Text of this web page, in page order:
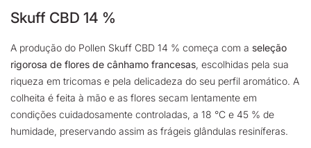
Skuff CBD 14 %
A produção do Pollen Skuff CBD 14 % começa com a seleção
rigorosa de flores de cânhamo francesas, escolhidas pela sua
riqueza em tricomas e pela delicadeza do seu perfil aromático. A
colheita é feita à mão e as flores secam lentamente em
condições cuidadosamente controladas, a 18 °C e 45 % de
humidade, preservando assim as frágeis glândulas resiníferas.